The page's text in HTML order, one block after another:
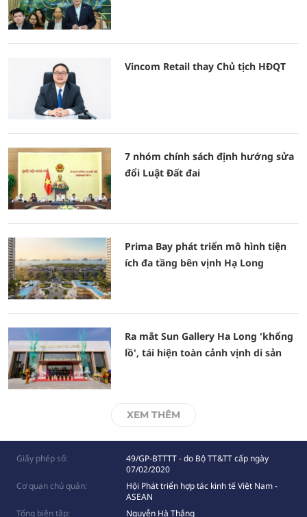
Vincom Retail thay Chủ tịch HĐQT
7 nhóm chính sách định hướng sửa
đổi Luật Đất đai
Prima Bay phát triển mô hình tiện
ích đa tầng bên vịnh Hạ Long
Ra mắt Sun Gallery Ha Long 'khổng
lồ', tái hiện toàn cảnh vịnh di sản
XEM THÊM
Giấy phép số:
49/GP-BTTTT - do Bộ TT&TT cấp ngày
07/02/2020
Cơ quan chủ quản:
Hội Phát triển hợp tác kinh tế Việt Nam -
ASEAN
Tổng biên tập:
Nguyễn Hà Thắng